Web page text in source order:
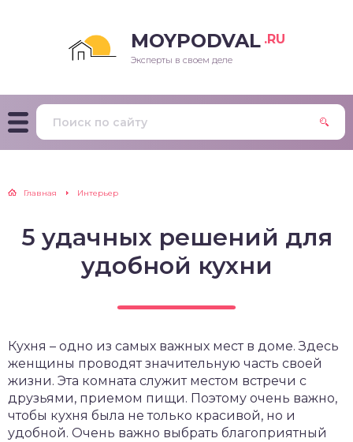
MOYPODVAL .RU
Эксперты в своем деле
Главная Интерьер
5 удачных решений для
удобной кухни
Кухня – одно из самых важных мест в доме. Здесь
женщины проводят значительную часть своей
жизни. Эта комната служит местом встречи с
друзьями, приемом пищи. Поэтому очень важно,
чтобы кухня была не только красивой, но и
удобной. Очень важно выбрать благоприятный